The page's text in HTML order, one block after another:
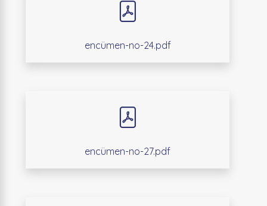
encümen-no-24.pdf
encümen-no-27.pdf